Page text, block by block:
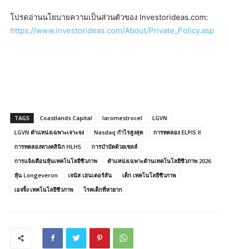
โปรดอ่านนโยบายความเป็นส่วนตัวของ Investorideas.com:
https://www.investorideas.com/About/Private_Policy.asp
TAGS Coastlands Capital laromestrocel
LGVN
LGVN ตำแหน่งเฉพาะเจาะจง
Nasdaq กำไรสูงสุด
การทดลอง ELPIS II
การทดลองทางคลินิก HLHS
การบำบัดด้วยเซลล์
การแจ้งเตือนหุ้นเทคโนโลยีชีวภาพ
ตำแหน่งเฉพาะด้านเทคโนโลยีชีวภาพ 2026
หุ้น Longeveron
เจนัส เฮนเดอร์สัน
เด็ก เทคโนโลยีชีวภาพ
เอจจิ้ง เทคโนโลยีชีวภาพ
โรคเด็กที่หายาก